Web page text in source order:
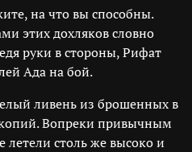
на что вы способны.
этих дохляков словно
руки в стороны, Рифат
Ада на бой.
ливень из брошенных в
Вопреки привычным
столь же высоко и